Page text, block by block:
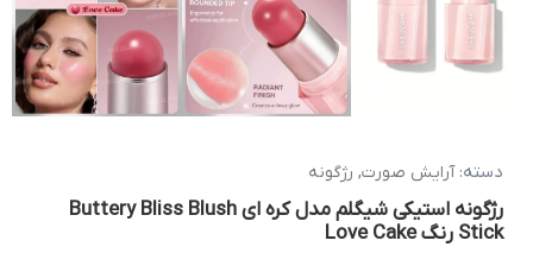
دسته: آرایش صورت, رژگونه
رژگونه استیکی شیگلم مدل کره ای Buttery Bliss Blush
Stick رنگ Love Cake